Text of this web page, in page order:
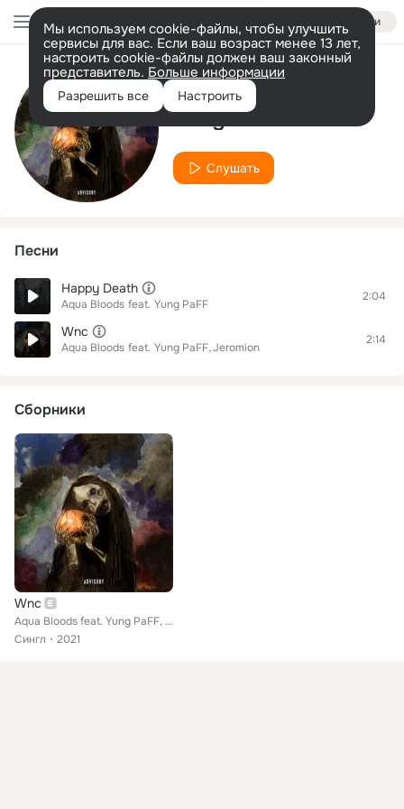
Войти
Мы используем cookie-файлы, чтобы улучшить
сервисы для вас. Если ваш возраст менее 13 лет,
настроить cookie-файлы должен ваш законный
представитель. Больше информации
Разрешить все Настроить
Исполнитель
Yung PaFF
Слушать
Песни
Happy Death
Aqua Bloods feat. Yung PaFF
2:04
Wnc
Aqua Bloods feat. Yung PaFF Jeromion
2:14
Сборники
Wnc
Aqua Bloods feat. Yung PaFF, Jeromion
Сингл
2021